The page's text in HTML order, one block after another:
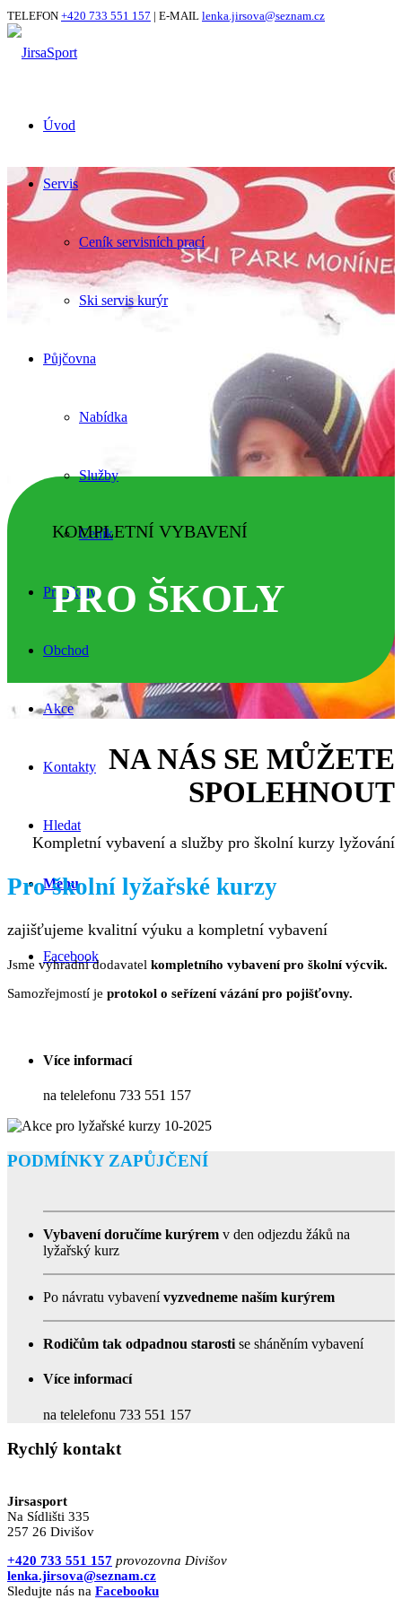
TELEFON +420 733 551 157 | E-MAIL lenka.jirsova@seznam.cz
Úvod
Servis
Ceník servisních prací
Ski servis kurýr
Půjčovna
Nabídka
Služby
Ceník
Pro školy
Obchod
Akce
Kontakty
Hledat
Menu
Facebook
KOMPLETNÍ VYBAVENÍ
PRO ŠKOLY
NA NÁS SE MŮŽETE
SPOLEHNOUT
Kompletní vybavení a služby pro školní kurzy lyžování
Pro školní lyžařské kurzy
zajišťujeme kvalitní výuku a kompletní vybavení
Jsme výhradní dodavatel kompletního vybavení pro školní výcvik.
Samozřejmostí je protokol o seřízení vázání pro pojišťovny.
Více informací
na telelefonu 733 551 157
PODMÍNKY ZAPŮJČENÍ
Vybavení doručíme kurýrem v den odjezdu žáků na
lyžařský kurz
Po návratu vybavenívyzvedneme naším kurýrem
Rodičům tak odpadnou starosti se sháněním vybavení
Více informací
na telelefonu 733 551 157
Rychlý kontakt
Jirsasport
Na Sídlišti 335
257 26 Divišov
+420 733 551 157 provozovna Divišov
lenka.jirsova@seznam.cz
Sledujte nás na Facebooku